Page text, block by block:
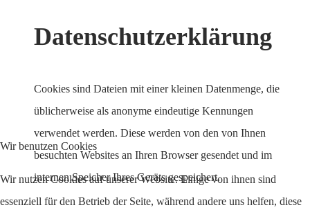
Datenschutzerklärung
Cookies sind Dateien mit einer kleinen Datenmenge, die
üblicherweise als anonyme eindeutige Kennungen
verwendet werden. Diese werden von den von Ihnen
besuchten Websites an Ihren Browser gesendet und im
internen Speicher Ihres Geräts gespeichert.
Wir benutzen Cookies
Wir nutzen Cookies auf unserer Website. Einige von ihnen sind
essenziell für den Betrieb der Seite, während andere uns helfen, diese